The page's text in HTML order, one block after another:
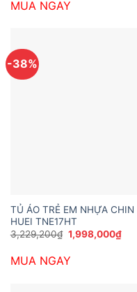
3,900,000₫.
MUA NGAY
-38%
TỦ ÁO TRẺ EM NHỰA CHIN
HUEI TNE17HT
3,229,200₫ Giá
gốc
3,229,200₫.
1,998,000₫Giá
hiện
MUA NGAY